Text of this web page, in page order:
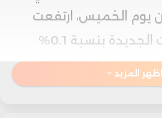
يوم الخميس، ارتفعت
تسجيلات السيارات الجديدة بنسبة 0.1%
ليصل الإجمالي إلى
اظهر المزيد